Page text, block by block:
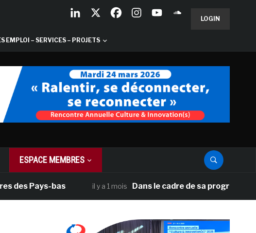
LOGIN
EMPLOI – SERVICES – PROJETS
ESPACE MEMBRES
bas il y a 1 mois Dans le cadre de sa programmation